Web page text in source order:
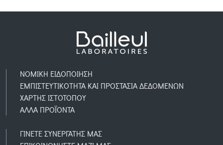
ΝΟΜΙΚH ΕΙΔΟΠOIΗΣΗ
ΕΜΠΙΣΤΕΥΤΙΚOΤΗΤΑ ΚΑΙ ΠΡΟΣΤΑΣIΑ ΔΕΔΟΜEΝΩΝ
ΧΑΡΤΗΣ ΙΣΤΟΤΟΠΟΥ
AΛΛΑ ΠΡΟΪOΝΤΑ
ΓΙΝΕΤΕ ΣΥΝΕΡΓΑΤΗΣ ΜΑΣ